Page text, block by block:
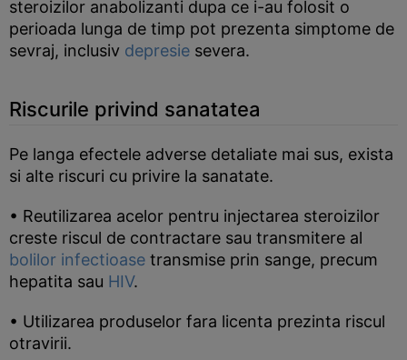
steroizilor anabolizanti dupa ce i-au folosit o
perioada lunga de timp pot prezenta simptome de
sevraj, inclusiv depresie severa.
Riscurile privind sanatatea
Pe langa efectele adverse detaliate mai sus, exista
si alte riscuri cu privire la sanatate.
• Reutilizarea acelor pentru injectarea steroizilor
creste riscul de contractare sau transmitere al
bolilor infectioase transmise prin sange, precum
hepatita sau HIV.
• Utilizarea produselor fara licenta prezinta riscul
otravirii.